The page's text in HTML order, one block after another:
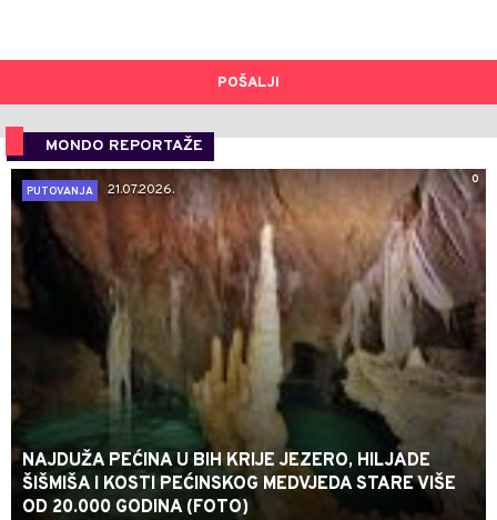
POŠALJI
MONDO REPORTAŽE
0
PUTOVANJA
21.07.2026.
NAJDUŽA PEĆINA U BIH KRIJE JEZERO, HILJADE
ŠIŠMIŠA I KOSTI PEĆINSKOG MEDVJEDA STARE VIŠE
OD 20.000 GODINA (FOTO)